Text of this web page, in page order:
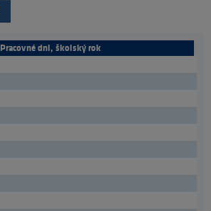
Pracovné dni, školský rok